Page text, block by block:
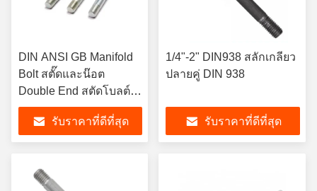
DIN ANSI GB Manifold
Bolt สตั๊ดและน๊อต
Double End สตัดโบลต์
และน๊อต
รับราคาที่ดีที่สุด
1/4"-2" DIN938 สลักเกลียว
ปลายคู่ DIN 938
รับราคาที่ดีที่สุด